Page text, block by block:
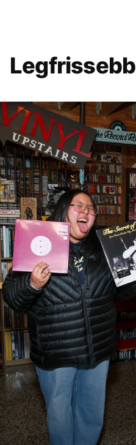
Legfrissebb